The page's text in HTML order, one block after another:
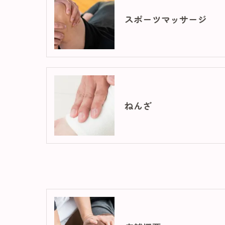
スポーツマッサージ
ねんざ